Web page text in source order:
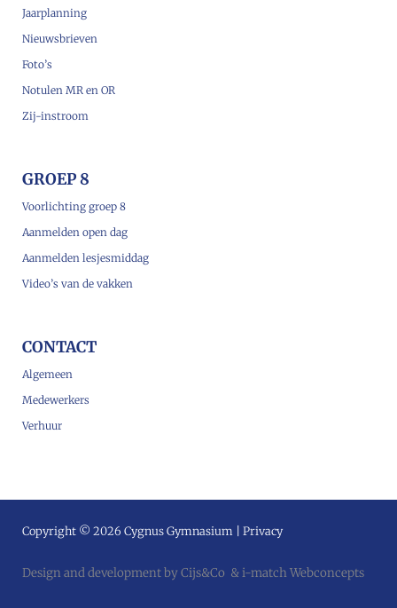
Jaarplanning
Nieuwsbrieven
Foto’s
Notulen MR en OR
Zij-instroom
GROEP 8
Voorlichting groep 8
Aanmelden open dag
Aanmelden lesjesmiddag
Video’s van de vakken
CONTACT
Algemeen
Medewerkers
Verhuur
Copyright © 2026 Cygnus Gymnasium | Privacy
Design and development by Cijs&Co &i-match Webconcepts